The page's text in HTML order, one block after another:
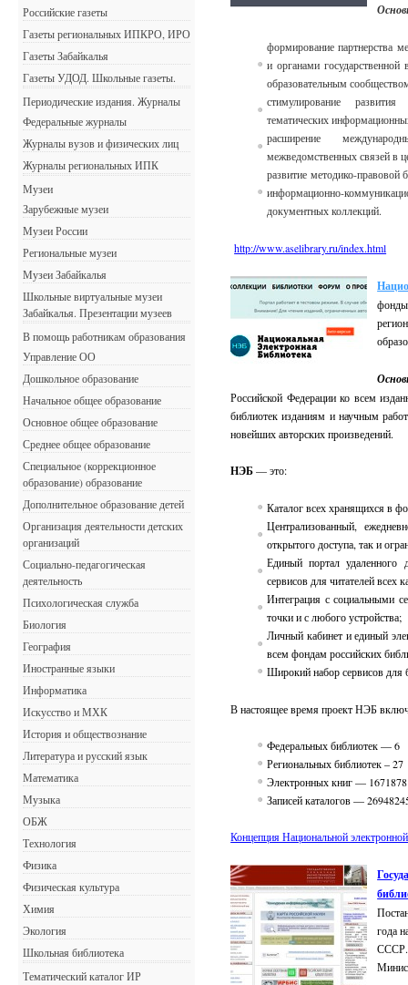
формирование партнерства
и органами
образовательным
стимулирование
тематических
расширение
межведомственных связей в
развитие методико-правовой
информационно-
документных коллекций.
http://www.aselibrary.ru/index.html
Российской Федерации ко всем
библиотек изданиям и научным
новейших авторских произведений.
НЭБ— это:
Каталог всех хранящихся в
Централизованный,
открытого доступа, так и
Единый портал удаленного
сервисов для читателей всех
Интеграция с социальными
точки и с любого устройства;
Личный кабинет и единый
всем фондам российских
Широкий набор сервисов для
В настоящее время проект НЭБ
Федеральных библиотек — 6
Региональных библиотек – 27
Электронных книг — 1671878
Записей каталогов —
Кон­цеп­ция На­ци­о­наль­ной
года
СССР.
Российские газеты
Газеты региональных ИПКРО, ИРО
Газеты Забайкалья
Газеты УДОД. Школьные газеты.
Периодические издания. Журналы
Федеральные журналы
Журналы вузов и физических лиц
Журналы региональных ИПК
Музеи
Зарубежные музеи
Музеи России
Региональные музеи
Музеи Забайкалья
Школьные виртуальные музеи
Забайкалья. Презентации музеев
В помощь работникам образования
Управление ОО
Дошкольное образование
Начальное общее образование
Основное общее образование
Среднее общее образование
Специальное (коррекционное
образование) образование
Дополнительное образование детей
Организация деятельности детских
организаций
Социально-педагогическая
деятельность
Психологическая служба
Биология
География
Иностранные языки
Информатика
Искусство и МХК
История и обществознание
Литература и русский язык
Математика
Музыка
ОБЖ
Технология
Физика
Физическая культура
Химия
Экология
Школьная библиотека
Тематический каталог ИР